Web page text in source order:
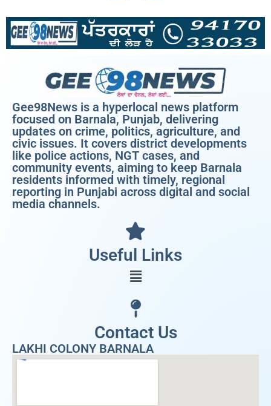
Gee98News is a hyperlocal news platform
focused on Barnala, Punjab, delivering
updates on crime, politics, agriculture, and
civic issues. It covers district developments
like police actions, NGT cases, and
community events, aiming to keep Barnala
residents informed with timely, regional
reporting in Punjabi across digital and social
media channels.
Useful Links
Contact Us
LAKHI COLONY BARNALA